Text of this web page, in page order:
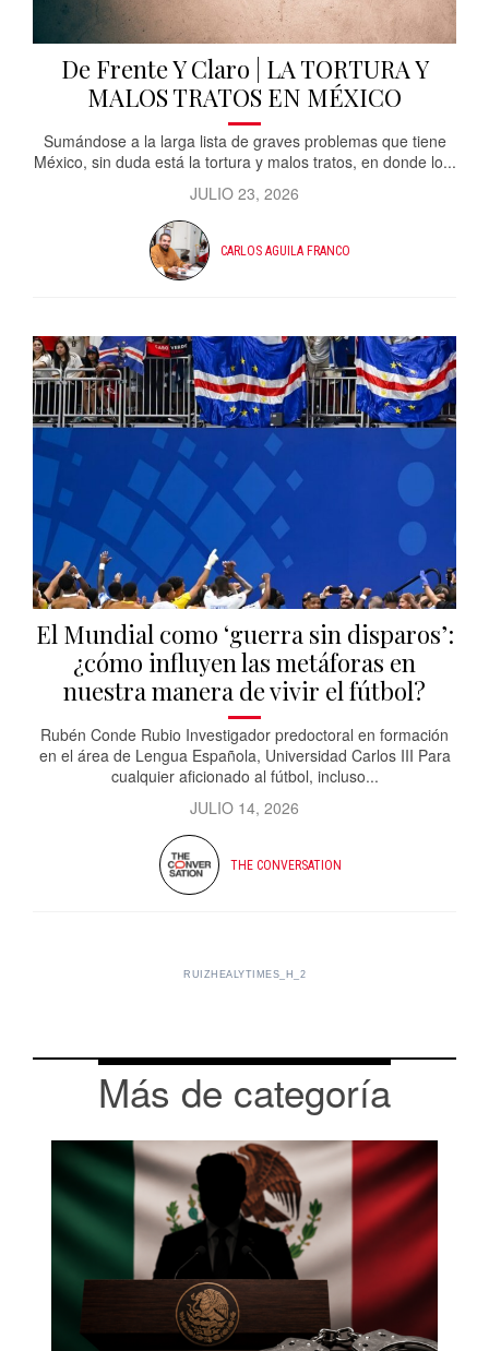
De Frente Y Claro | LA TORTURA Y
MALOS TRATOS EN MÉXICO
Sumándose a la larga lista de graves problemas que tiene
México, sin duda está la tortura y malos tratos, en donde lo...
JULIO 23, 2026
CARLOS AGUILA FRANCO
El Mundial como ‘guerra sin disparos’:
¿cómo influyen las metáforas en
nuestra manera de vivir el fútbol?
Rubén Conde Rubio Investigador predoctoral en formación
en el área de Lengua Española, Universidad Carlos III Para
cualquier aficionado al fútbol, incluso...
JULIO 14, 2026
THE CONVERSATION
RUIZHEALYTIMES_H_2
Más de categoría